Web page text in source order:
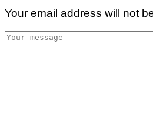
Your email address will not